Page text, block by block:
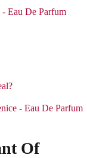
Eau De Parfum
- Eau De Parfum
Of